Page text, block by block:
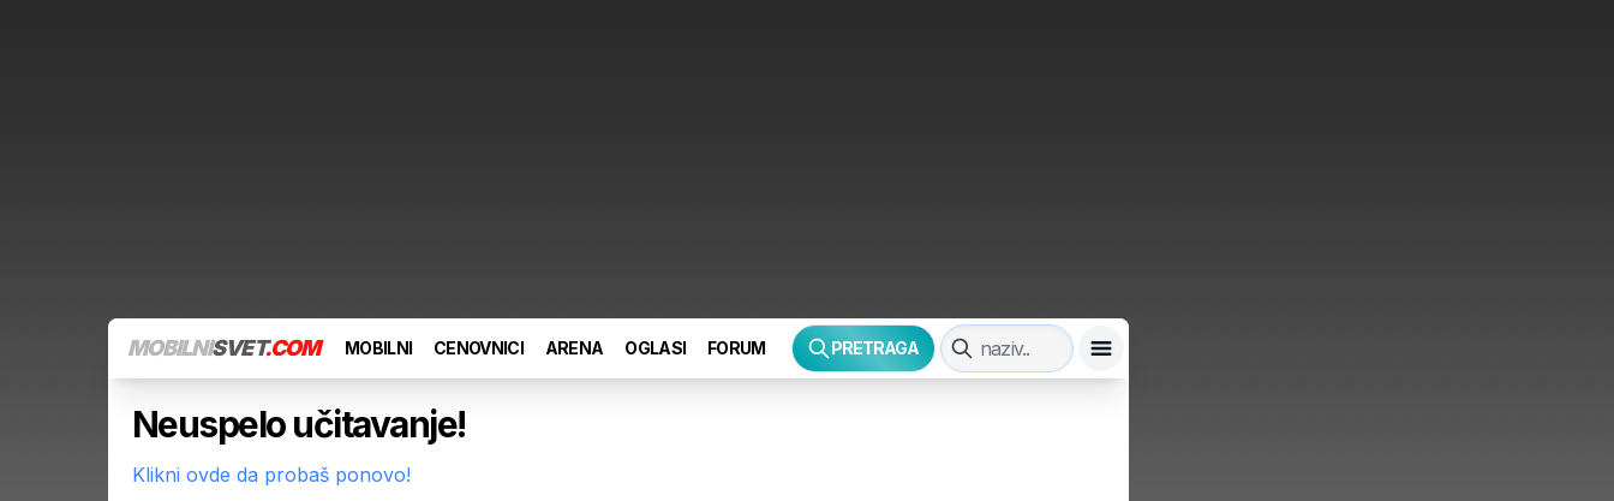
MOBILNISVET.COM MOBILNI CENOVNICI ARENA OGLASI FORUM PRETRAGA
Neuspelo učitavanje!
Klikni ovde da probaš ponovo!